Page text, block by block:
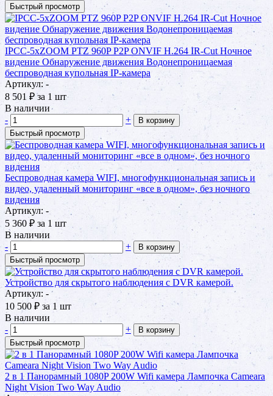
Быстрый просмотр
IPCC-5xZOOM PTZ 960P P2P ONVIF H.264 IR-Cut Ночное
видение Обнаружение движения Водонепроницаемая
беспроводная купольная IP-камера
Артикул: -
8 501 ₽за 1 шт
В наличии
-
+
В корзину
Быстрый просмотр
Беспроводная камера WIFI, многофункциональная запись и
видео, удаленный мониторинг «все в одном», без ночного
видения
Артикул: -
5 360 ₽ за 1 шт
В наличии
-
+
В корзину
Быстрый просмотр
Устройство для скрытого наблюдения с DVR камерой.
Артикул: -
10 500 ₽ за 1 шт
В наличии
-
+
В корзину
Быстрый просмотр
2 в 1 Панорамный 1080P 200W Wifi камера Лампочка Cameara
Night Vision Two Way Audio